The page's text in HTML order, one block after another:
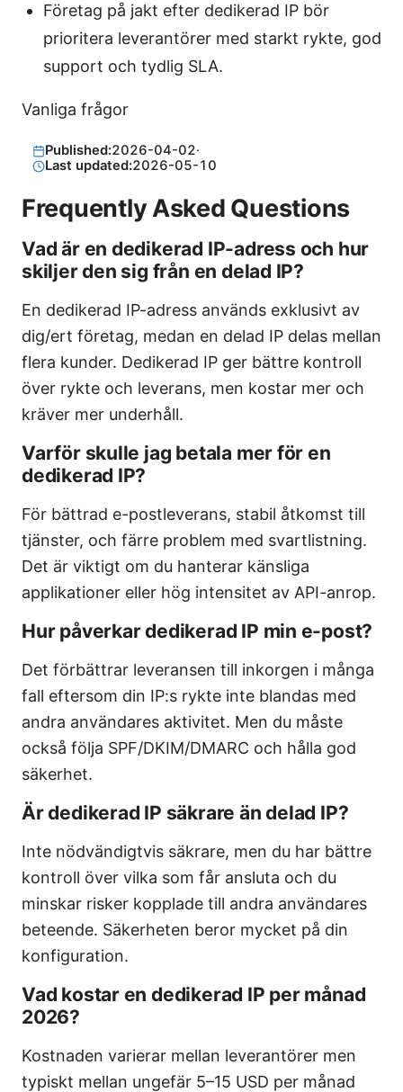
Företag på jakt efter dedikerad IP bör
prioritera leverantörer med starkt rykte, god
support och tydlig SLA.
Vanliga frågor
Published:2026-04-02·
Last updated:2026-05-10
Frequently Asked Questions
Vad är en dedikerad IP-adress och hur
skiljer den sig från en delad IP?
En dedikerad IP-adress används exklusivt av
dig/ert företag, medan en delad IP delas mellan
flera kunder. Dedikerad IP ger bättre kontroll
över rykte och leverans, men kostar mer och
kräver mer underhåll.
Varför skulle jag betala mer för en
dedikerad IP?
För bättrad e-postleverans, stabil åtkomst till
tjänster, och färre problem med svartlistning.
Det är viktigt om du hanterar känsliga
applikationer eller hög intensitet av API-anrop.
Hur påverkar dedikerad IP min e-post?
Det förbättrar leveransen till inkorgen i många
fall eftersom din IP:s rykte inte blandas med
andra användares aktivitet. Men du måste
också följa SPF/DKIM/DMARC och hålla god
säkerhet.
Är dedikerad IP säkrare än delad IP?
Inte nödvändigtvis säkrare, men du har bättre
kontroll över vilka som får ansluta och du
minskar risker kopplade till andra användares
beteende. Säkerheten beror mycket på din
konfiguration.
Vad kostar en dedikerad IP per månad
2026?
Kostnaden varierar mellan leverantörer men
typiskt mellan ungefär 5–15 USD per månad